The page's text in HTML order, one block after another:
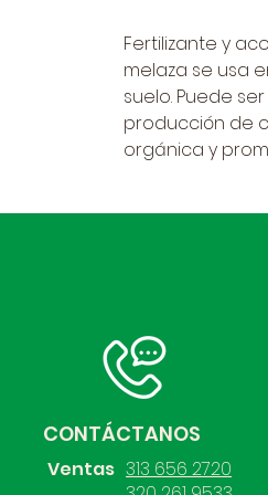
Fertilizante y
melaza se usa
suelo. Puede
producción de
orgánica y
CONTÁCTANOS
Ventas 313 656 2720